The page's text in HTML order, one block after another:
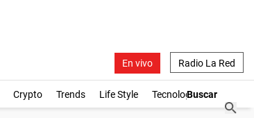
En vivo Radio La Red
Crypto Trends Life Style Tecnología